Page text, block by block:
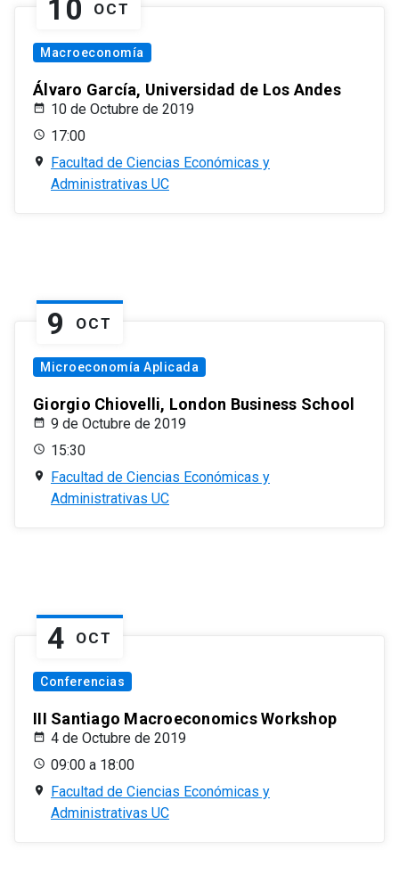
10 OCT
Macroeconomía
Álvaro García, Universidad de Los Andes
10 de Octubre de 2019
17:00
Facultad de Ciencias Económicas y
Administrativas UC
9 OCT
Microeconomía Aplicada
Giorgio Chiovelli, London Business School
9 de Octubre de 2019
15:30
Facultad de Ciencias Económicas y
Administrativas UC
4 OCT
Conferencias
III Santiago Macroeconomics Workshop
4 de Octubre de 2019
09:00 a 18:00
Facultad de Ciencias Económicas y
Administrativas UC